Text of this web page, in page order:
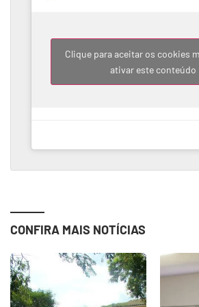
Clique para aceitar os cookies
ativar este conteúdo
CONFIRA MAIS NOTÍCIAS